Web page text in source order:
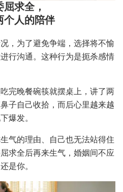
求全，
个人的陪伴
，为了避免争端，选择将不愉
行沟通。这种行为是扼杀感情
完晚餐碗筷就摆桌上，讲了两
子自己收拾，而后心里越来越
爆发。
气的理由、自己也无法站得住
求全后再来生气，婚姻间不应
是你。